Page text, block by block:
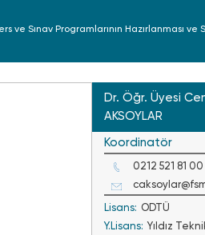
ve Sınav Programlarının Hazırlanması
Dr. Öğr. Üyesi Cenk
AKSOYLAR
Koordinatör
0212 521 81
Lisans: ODTÜ
Y.Lisans: Yıldız